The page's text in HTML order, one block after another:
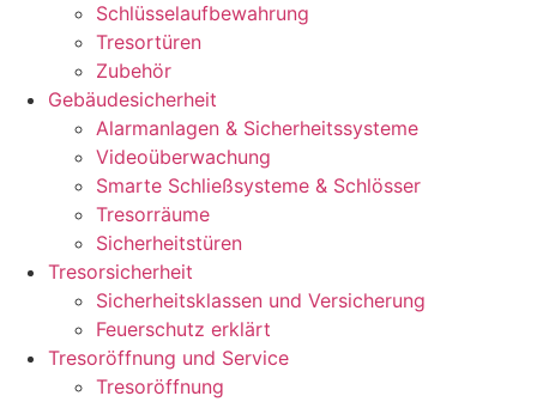
Schlüsselaufbewahrung
Tresortüren
Zubehör
Gebäudesicherheit
Alarmanlagen & Sicherheitssysteme
Videoüberwachung
Smarte Schließsysteme & Schlösser
Tresorräume
Sicherheitstüren
Tresorsicherheit
Sicherheitsklassen und Versicherung
Feuerschutz erklärt
Tresoröffnung und Service
Tresoröffnung